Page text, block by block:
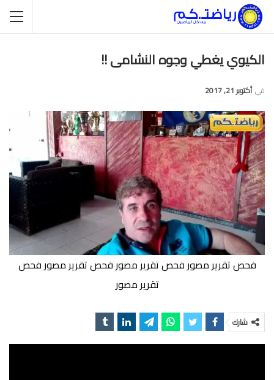
الكيوي يغطي وجوه النشامى !!
في أكتوبر 21, 2017
فحص تقرير مصور فحص تقرير مصور فحص تقرير مصور فحص
تقرير مصور
شارك